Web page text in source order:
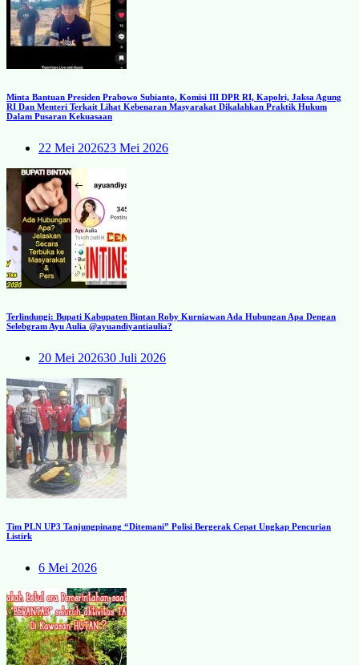
Minta Bantuan Presiden Prabowo Subianto, Komisi III DPR RI, Kapolri, Jaksa Agung
RI Dan Menteri Terkait Lihat Kebenaran Masyarakat Dikalahkan Praktik Hukum
Dalam Pusaran Kekuasaan
22 Mei 202623 Mei 2026
Terlindungi: Bupati Kabupaten Bintan Roby Kurniawan Ada Hubungan Apa Dengan
Selebgram Ayu Aulia @ayuandiyantiaulia?
20 Mei 202630 Juli 2026
Tim PLN UP3 Tanjungpinang “Ditemani” Polisi Bergerak Cepat Ungkap Pencurian
Listirk
6 Mei 2026